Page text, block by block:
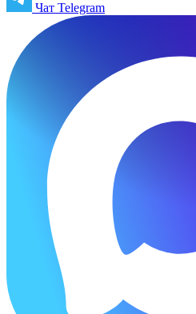
Чат Telegram